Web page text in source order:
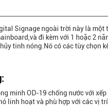
Signage ngoài trời này là một
đi kèm với 1 hoặc 2
tinh nóng.Nó có các tùy chọn
minh OD-19 chống nước với
linh hoạt và phù hợp với các vị